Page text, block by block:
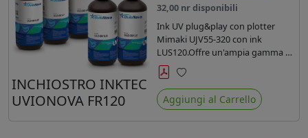
INCHIOSTRO INKTEC
UVIONOVA FR120
32,00 nr disponibili
Ink UV plug&play con plotter
Mimaki UJV55-320 con ink
LUS120.Offre un'ampia gamma di
colori,una maggiore densità e un
minore ingiallimento rispetto agli
ink Mimaki LUS-120
Preferiti
Aggiungi al Carrello